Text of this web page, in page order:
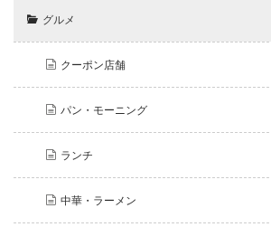
グルメ
クーポン店舗
パン・モーニング
ランチ
中華・ラーメン